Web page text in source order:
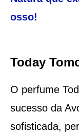
osso!
Today
O perfume
sucesso da
sofisticada,